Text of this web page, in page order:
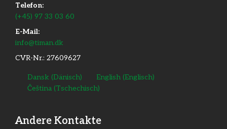
Telefon:
(+45) 97 33 03 60
E-Mail:
info@timan.dk
CVR-Nr.: 27609627
Dansk (Dänisch) English (Englisch)
Čeština (Tschechisch)
Andere Kontakte